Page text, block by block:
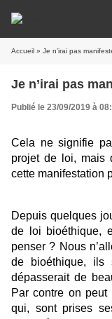
Accueil » Je n’irai pas
Je n’irai pas
Publié le 23/09/2019 à
Cela ne signifie
projet de loi, mais
cette manifestation
Depuis quelques
de loi bioéthique,
penser ? Nous
de bioéthique, ils
dépasserait de
Par contre on
qui, sont prises